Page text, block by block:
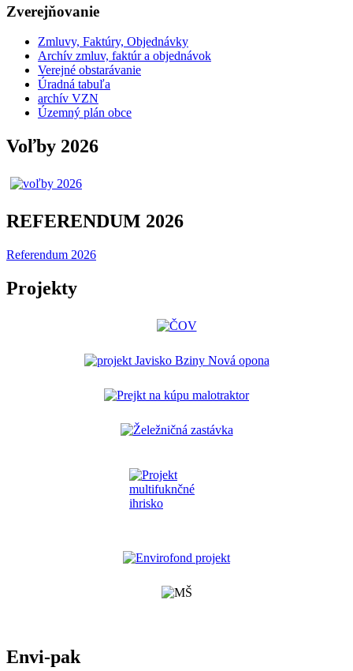
Zverejňovanie
Zmluvy, Faktúry, Objednávky
Archív zmluv, faktúr a objednávok
Verejné obstarávanie
Úradná tabuľa
archív VZN
Územný plán obce
Voľby 2026
REFERENDUM 2026
Referendum 2026
Projekty
Envi-pak